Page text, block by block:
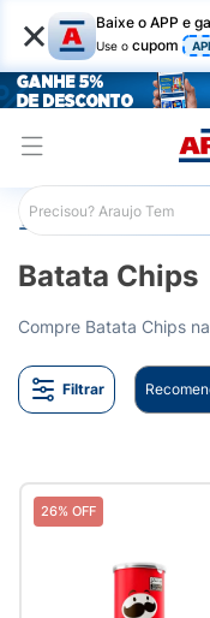
× Baixe o APP e
Use o cupom
Araujo Mercado
Batata Chips
Filtrar
26% OFF